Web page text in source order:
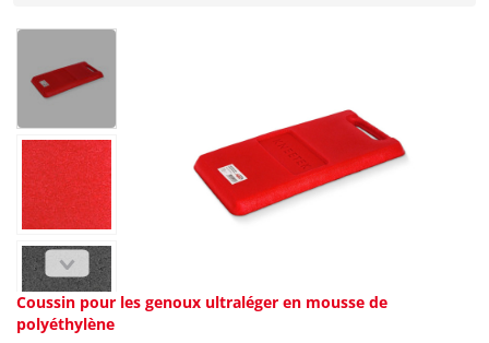
Coussin pour les genoux ultraléger en mousse de
polyéthylène